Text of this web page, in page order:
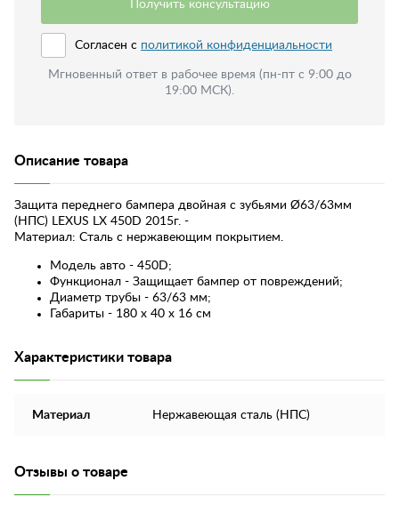
Получить консультацию
Согласен с политикой конфиденциальности
Мгновенный ответ в рабочее время (пн-пт с 9:00 до
19:00 МСК).
Описание товара
Защита переднего бампера двойная с зубьями Ø63/63мм
(НПС) LEXUS LX 450D 2015г. -
Материал: Сталь с нержавеющим покрытием.
Модель авто - 450D;
Функционал - Защищает бампер от повреждений;
Диаметр трубы - 63/63 мм;
Габариты - 180 х 40 х 16 см
Характеристики товара
Материал Нержавеющая сталь (НПС)
Отзывы о товаре